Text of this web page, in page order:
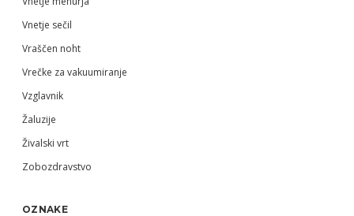
Vnetje sečil
Vraščen noht
Vrečke za vakuumiranje
Vzglavnik
Žaluzije
Živalski vrt
Zobozdravstvo
OZNAKE